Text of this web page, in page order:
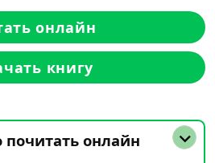
онлайн
книгу
онлайн